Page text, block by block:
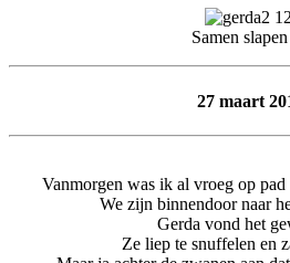
Samen slapen is
27 maart
Vanmorgen was ik al vroeg op pad
We zijn binnendoor naar
Gerda vond het
Ze liep te snuffelen en